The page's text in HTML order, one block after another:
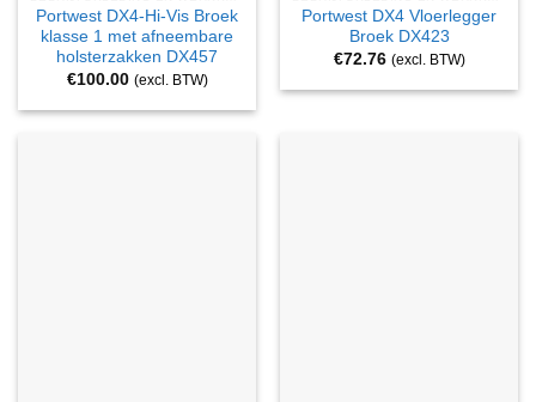
Portwest DX4-Hi-Vis Broek
klasse 1 met afneembare
holsterzakken DX457
€100.00 (excl. BTW)
Portwest DX4 Vloerlegger
Broek DX423
€72.76 (excl. BTW)